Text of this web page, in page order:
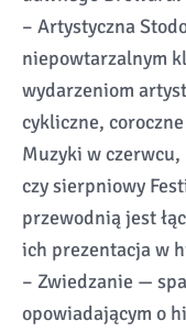
– Artystyczna
niepowtarzalnym
wydarzeniom
cykliczne,
Muzyki w
czy sierpniowy
przewodnią jest
ich prezentacja w
– Zwiedzanie —
opowiadającym o